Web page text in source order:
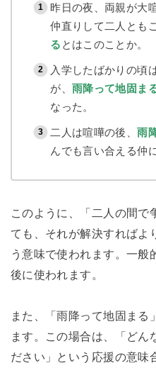
昨日の夜、両親が大
仲直りして二人とも
る とはこのことか。
入学したばかりの頃
が、 雨降って地固ま
なった。
二人は喧嘩の後、雨
んでも言い合える仲
このように、「二人の間で
ても、それが解決すればよ
う意味で使われます。一般
後に使われます。
また、「雨降って地固まる
ます。この場合は、「どん
ださい」という応援の意味